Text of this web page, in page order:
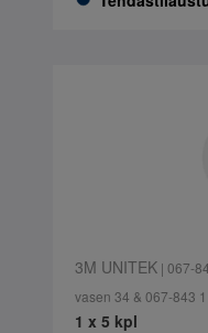
3M UNITEK| 067-
vasen 34 & 067-843
1 x 5 kpl